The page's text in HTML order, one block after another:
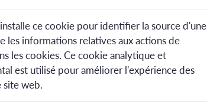
ce cookie pour identifier la source d'une
les informations relatives aux actions de
les cookies. Ce cookie analytique et
est utilisé pour améliorer l'expérience des
site web.